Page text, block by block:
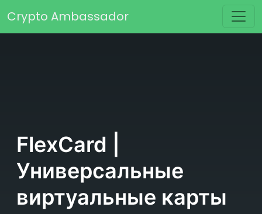
Основная навигация
Crypto Ambassador
FlexCard |
Универсальные
виртуальные карты